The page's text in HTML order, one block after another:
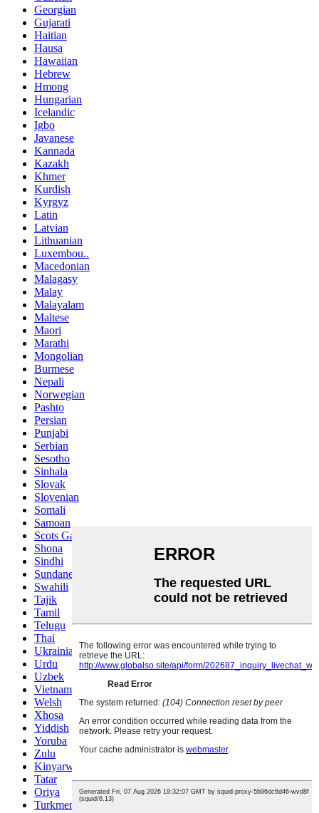
Georgian
Gujarati
Haitian
Hausa
Hawaiian
Hebrew
Hmong
Hungarian
Icelandic
Igbo
Javanese
Kannada
Kazakh
Khmer
Kurdish
Kyrgyz
Latin
Latvian
Lithuanian
Luxembou..
Macedonian
Malagasy
Malay
Malayalam
Maltese
Maori
Marathi
Mongolian
Burmese
Nepali
Norwegian
Pashto
Persian
Punjabi
Serbian
Sesotho
Sinhala
Slovak
Slovenian
Somali
Samoan
Scots Gaelic
Shona
Sindhi
Sundanese
Swahili
Tajik
Tamil
Telugu
Thai
Ukrainian
Urdu
Uzbek
Vietnamese
Welsh
Xhosa
Yiddish
Yoruba
Zulu
Kinyarwanda
Tatar
Oriya
Turkmen